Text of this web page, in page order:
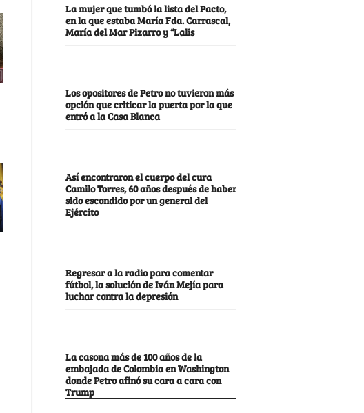
La mujer que tumbó la lista del Pacto,
en la que estaba María Fda. Carrascal,
María del Mar Pizarro y “Lalis
Los opositores de Petro no tuvieron más
opción que criticar la puerta por la que
entró a la Casa Blanca
Así encontraron el cuerpo del cura
Camilo Torres, 60 años después de haber
sido escondido por un general del
Ejército
Regresar a la radio para comentar
fútbol, la solución de Iván Mejía para
luchar contra la depresión
La casona más de 100 años de la
embajada de Colombia en Washington
donde Petro afinó su cara a cara con
Trump